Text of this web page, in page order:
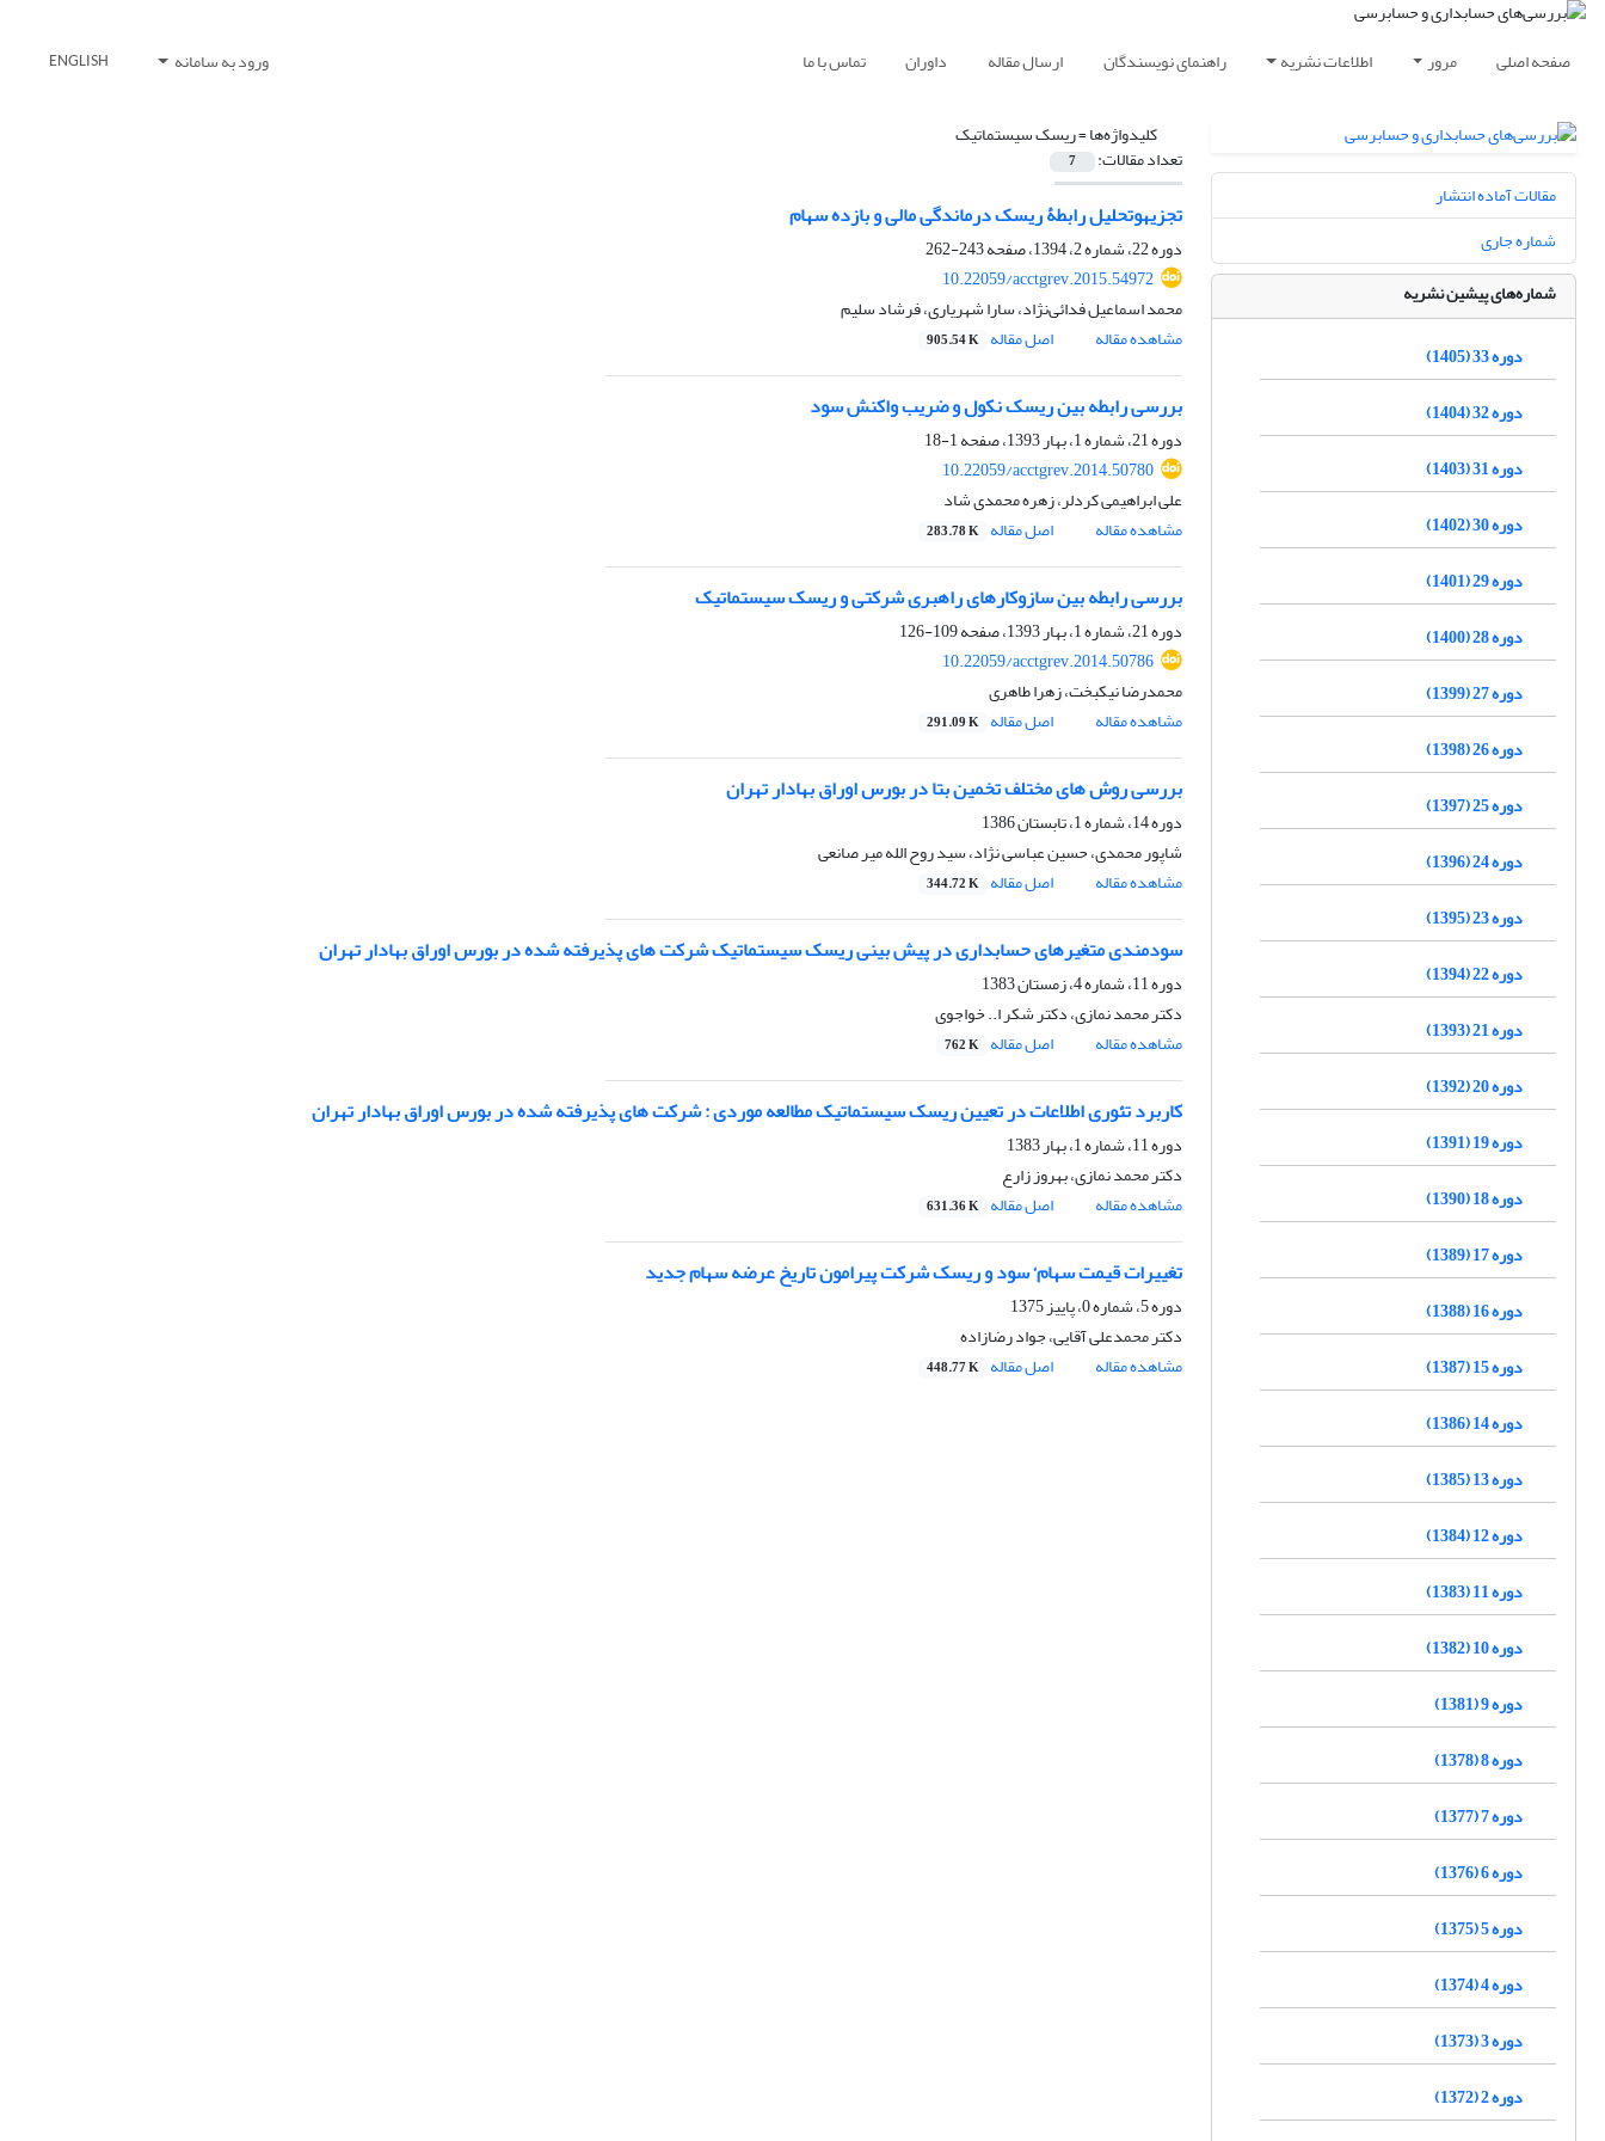
صفحه اصلی مرور اطلاعات نشریه راهنمای نویسندگان ارسال مقاله داوران تماس با ما ورود به سامانه ENGLISH
کلیدواژه‌ها =ریسک سیستماتیک
تعداد مقالات: 7
تجزیه‎وتحلیل رابطۀ ریسک درماندگی مالی و بازده سهام
دوره 22، شماره 2، 1394، صفحه
243-262
10.22059/acctgrev.2015.54972
محمد اسماعیل فدائی‌نژاد، سارا شهریاری، فرشاد سلیم
مشاهده مقاله
اصل مقاله 905.54 K
بررسی رابطه بین ریسک نکول و ضریب واکنش سود
دوره 21، شماره 1، بهار 1393، صفحه
1-18
10.22059/acctgrev.2014.50780
علی ابراهیمی کردلر، زهره محمدی شاد
مشاهده مقاله
اصل مقاله 283.78 K
بررسی رابطه بین سازوکارهای راهبری شرکتی و ریسک سیستماتیک
دوره 21، شماره 1، بهار 1393، صفحه
109-126
10.22059/acctgrev.2014.50786
محمدرضا نیکبخت، زهرا طاهری
مشاهده مقاله
اصل مقاله 291.09 K
بررسی روش های مختلف تخمین بتا در بورس اوراق بهادار تهران
دوره 14، شماره 1، تابستان 1386
شاپور محمدی، حسین عباسی نژاد، سید روح الله میر صانعی
مشاهده مقاله
اصل مقاله 344.72 K
سودمندی متغیرهای حسابداری در پیش بینی ریسک سیستماتیک شرکت های پذیرفته شده در بورس اوراق بهادار تهران
دوره 11، شماره 4، زمستان 1383
دکتر محمد نمازی، دکتر شکر ا.. خواجوی
مشاهده مقاله
اصل مقاله 762 K
کاربرد تئوری اطلاعات در تعیین ریسک سیستماتیک مطالعه موردی : شرکت های پذیرفته شده در بورس اوراق بهادار تهران
دوره 11، شماره 1، بهار 1383
دکتر محمد نمازی، بهروز زارع
مشاهده مقاله
اصل مقاله 631.36 K
تغییرات قیمت سهام‘ سود و ریسک شرکت پیرامون تاریخ عرضه سهام جدید
دوره 5، شماره 0، پاییز 1375
دکتر محمدعلی آقایی، جواد رضازاده
مشاهده مقاله
اصل مقاله 448.77 K
مقالات آماده انتشار
شماره جاری
شماره‌های پیشین نشریه
دوره 33 (1405)
دوره 32 (1404)
دوره 31 (1403)
دوره 30 (1402)
دوره 29 (1401)
دوره 28 (1400)
دوره 27 (1399)
دوره 26 (1398)
دوره 25 (1397)
دوره 24 (1396)
دوره 23 (1395)
دوره 22 (1394)
دوره 21 (1393)
دوره 20 (1392)
دوره 19 (1391)
دوره 18 (1390)
دوره 17 (1389)
دوره 16 (1388)
دوره 15 (1387)
دوره 14 (1386)
دوره 13 (1385)
دوره 12 (1384)
دوره 11 (1383)
دوره 10 (1382)
دوره 9 (1381)
دوره 8 (1378)
دوره 7 (1377)
دوره 6 (1376)
دوره 5 (1375)
دوره 4 (1374)
دوره 3 (1373)
دوره 2 (1372)